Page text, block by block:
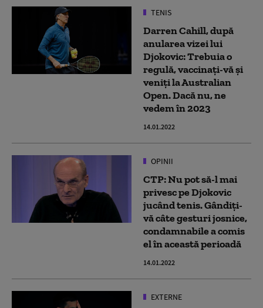
TENIS
Darren Cahill, după
anularea vizei lui
Djokovic: Trebuia o
regulă, vaccinați-vă și
veniți la Australian
Open. Dacă nu, ne
vedem în 2023
14.01.2022
OPINII
CTP: Nu pot să-l mai
privesc pe Djokovic
jucând tenis. Gândiți-
vă câte gesturi josnice,
condamnabile a comis
el în această perioadă
14.01.2022
EXTERNE